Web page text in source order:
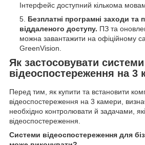
Інтерфейс доступний кількома
Безплатні програмні заходи та
віддаленого доступу. ПЗ та
можна завантажити на офіційному
GreenVision.
Як застосовувати системи
відеоспостереження на 3
Перед тим, як купити та встановити
відеоспостереження на 3 камери,
необхідно контролювати й задачами,
відеоспостереження.
Системи відеоспостереження для